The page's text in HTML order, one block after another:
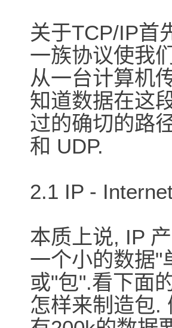
关于TCP/IP首
一族协议使我
从一台计算机
知道数据在这
过的确切的路
和 UDP.
2.1 IP -
本质上说, IP
一个小的数据"
或"包".看下面
怎样来制造包.